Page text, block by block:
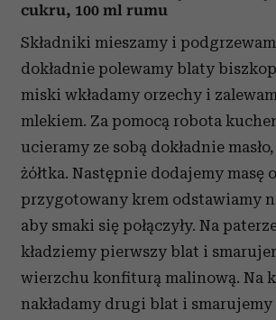
cukru, 100 ml rumu
Składniki mieszamy i
dokładnie polewamy blaty
miski wkładamy orzechy i
mlekiem. Za pomocą robota
ucieramy ze sobą dokładnie
żółtka. Następnie dodajemy masę
przygotowany krem odstawiamy
aby smaki się połączyły. Na
kładziemy pierwszy blat i
wierzchu konfiturą malinową. Na
nakładamy drugi blat i smarujemy